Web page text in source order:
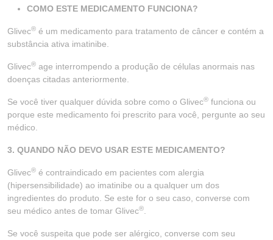
COMO ESTE MEDICAMENTO FUNCIONA?
Glivec® é um medicamento para tratamento de câncer e contém a
substância ativa imatinibe.
Glivec® age interrompendo a produção de células anormais nas
doenças citadas anteriormente.
Se você tiver qualquer dúvida sobre como o Glivec® funciona ou
porque este medicamento foi prescrito para você, pergunte ao seu
médico.
3. QUANDO NÃO DEVO USAR ESTE MEDICAMENTO?
Glivec® é contraindicado em pacientes com alergia
(hipersensibilidade) ao imatinibe ou a qualquer um dos
ingredientes do produto. Se este for o seu caso, converse com
seu médico antes de tomar Glivec®
Se você suspeita que pode ser alérgico, converse com seu